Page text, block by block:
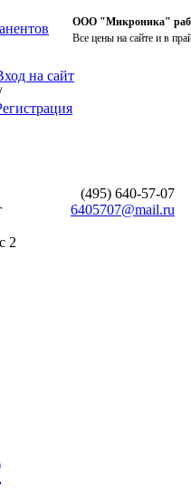
ООО "Микроника"
Все цены на сайте и в
на сайт
2
(495) 640-57-07
6405707@mail.ru